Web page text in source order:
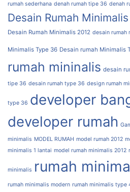
rumah sederhana denah rumah tipe 36 denah
Desain Rumah Minimalis
Desain Rumah Minimalis 2012 desain rumah
Minimalis Type 36 Desain rumah Minimalis
rumah mininalis desain
tipe 36 desain rumah type 36 design rumah
type 36 developer
developer rumah
minimalis MODEL RUMAH model rumah 2012
minimalis 1 lantai model rumah minimalis 2012
minimalis rumah
rumah minimalis modern rumah minimalis type